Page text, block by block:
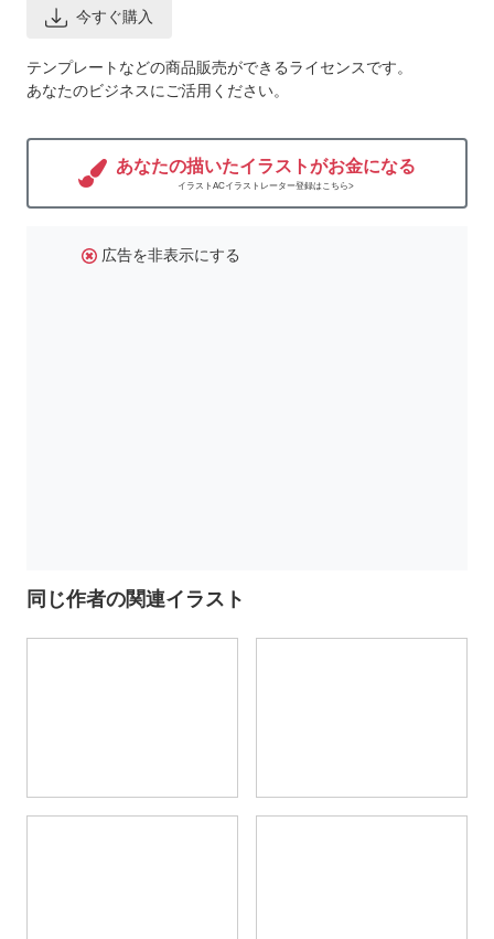
今すぐ購入
テンプレートなどの商品販売ができるライセンスです。
あなたのビジネスにご活用ください。
あなたの描いたイラストがお金になる
イラストACイラストレーター登録はこちら>
広告を非表示にする
同じ作者の関連イラスト